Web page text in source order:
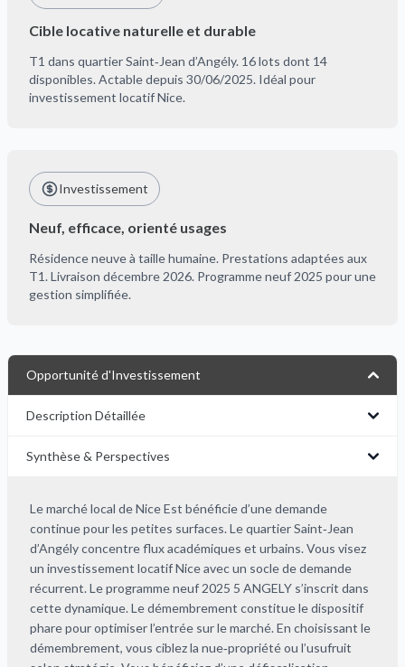
Cible locative naturelle et durable
T1 dans quartier Saint‑Jean d’Angély. 16 lots dont 14
disponibles. Actable depuis 30/06/2025. Idéal pour
investissement locatif Nice.
Investissement
Neuf, efficace, orienté usages
Résidence neuve à taille humaine. Prestations adaptées aux
T1. Livraison décembre 2026. Programme neuf 2025 pour une
gestion simplifiée.
Opportunité d'Investissement
Description Détaillée
Synthèse & Perspectives
Le marché local de Nice Est bénéficie d’une demande
continue pour les petites surfaces. Le quartier Saint‑Jean
d’Angély concentre flux académiques et urbains. Vous visez
un investissement locatif Nice avec un socle de demande
récurrent. Le programme neuf 2025 5 ANGELY s’inscrit dans
cette dynamique. Le démembrement constitue le dispositif
phare pour optimiser l’entrée sur le marché. En choisissant le
démembrement, vous ciblez la nue‑propriété ou l’usufruit